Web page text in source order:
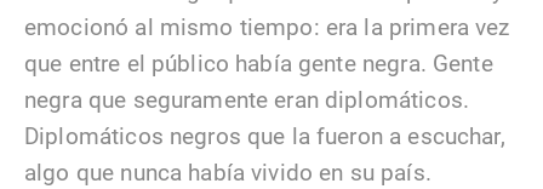
emocionó al mismo tiempo: era la primera vez
que entre el público había gente negra. Gente
negra que seguramente eran diplomáticos.
Diplomáticos negros que la fueron a escuchar,
algo que nunca había vivido en su país.